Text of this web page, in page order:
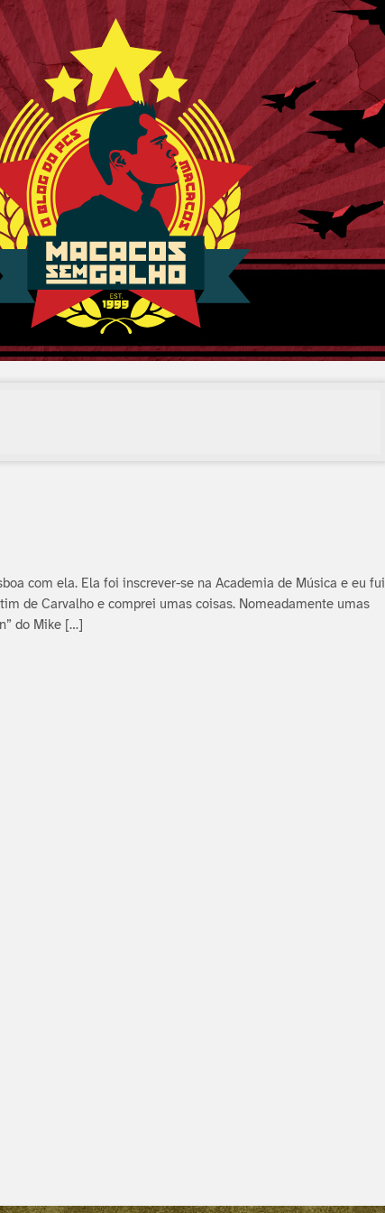
com ela. Ela foi inscrever-se na Academia de Música e eu fui
de Carvalho e comprei umas coisas. Nomeadamente umas
do Mike […]